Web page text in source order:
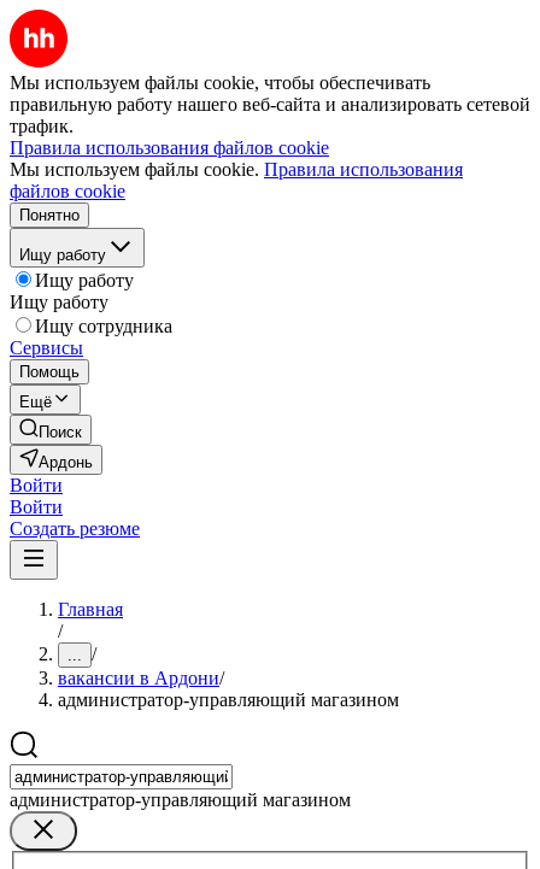
Мы используем файлы cookie, чтобы обеспечивать
правильную работу нашего веб-сайта и анализировать сетевой
трафик.
Правила использования файлов cookie
Мы используем файлы cookie. Правила использования
файлов cookie
Понятно
Ищу работу
Ищу работу
Ищу работу
Ищу сотрудника
Сервисы
Помощь
Ещё
Поиск
Ардонь
Войти
Войти
Создать резюме
Главная
/
... /
вакансии в Ардони/
администратор-управляющий магазином
администратор-управляющий магазином